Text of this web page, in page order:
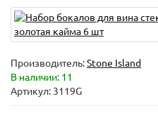
Производитель:Stone Island
В наличии: 11
Артикул: 3119G